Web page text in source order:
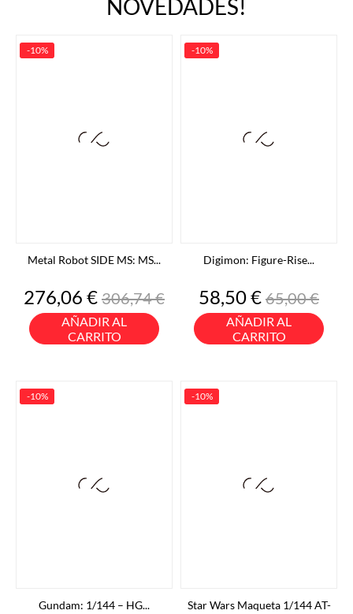
NOVEDADES!
Metal Robot SIDE MS: MS...
Precio
276,06 €Precio
base
306,74 €
AÑADIR AL
CARRITO
-10%
Digimon: Figure-Rise...
Precio
58,50 €Precio
base
65,00 €
AÑADIR AL
CARRITO
-10%
Gundam: 1/144 – HG...
-10%
Star Wars Maqueta 1/144 AT-
-10%